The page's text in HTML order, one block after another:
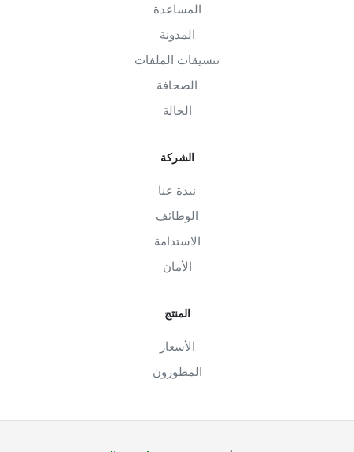
المساعدة
المدونة
تنسيقات الملفات
الصحافة
الحالة
الشركة
نبذة عنا
الوظائف
الاستدامة
الأمان
المنتج
الأسعار
المطورون